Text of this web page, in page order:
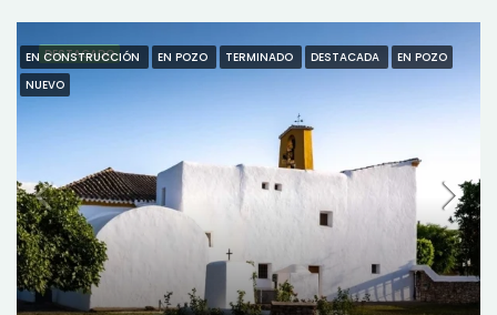
DESTACADO
EN CONSTRUCCIÓN EN POZO TERMINADO DESTACADA
EN POZO
NUEVO